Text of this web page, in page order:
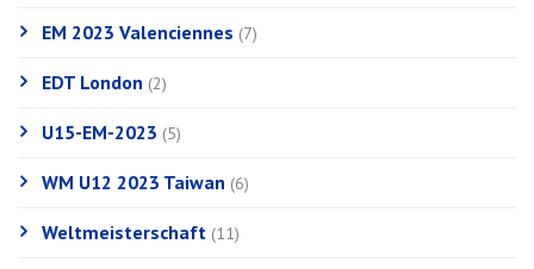
EM 2023 Valenciennes (7)
EDT London (2)
U15-EM-2023 (5)
WM U12 2023 Taiwan (6)
Weltmeisterschaft (11)